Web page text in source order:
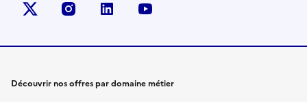
X (anciennement Twitter)
instagramlinkedin
Découvrir nos offres par domaine métier